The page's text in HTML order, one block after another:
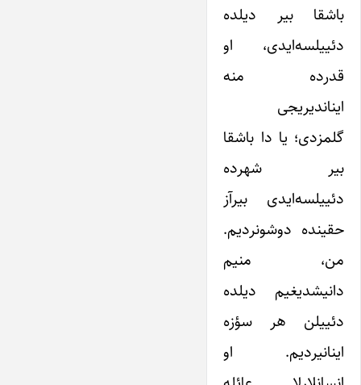
باشقا بیر دیلده
دئییلسه‌ایدی، او
قدرده منه
ایناندیریجی
گلمزدی؛ یا دا باشقا
بیر شهرده
دئییلسه‌ایدی بیرآز
حقینده دوشونردیم.
من، منیم
دانیشدیغیم دیلده
دئییلن هر سؤزه
اینانیردیم. او